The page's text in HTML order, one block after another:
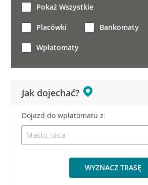
Jak dojechać?
Dojazd do wpłatomatu z:
WYZNACZ TRASĘ
Pokaż Wszystkie
Placówki Bankomaty
Wpłatomaty